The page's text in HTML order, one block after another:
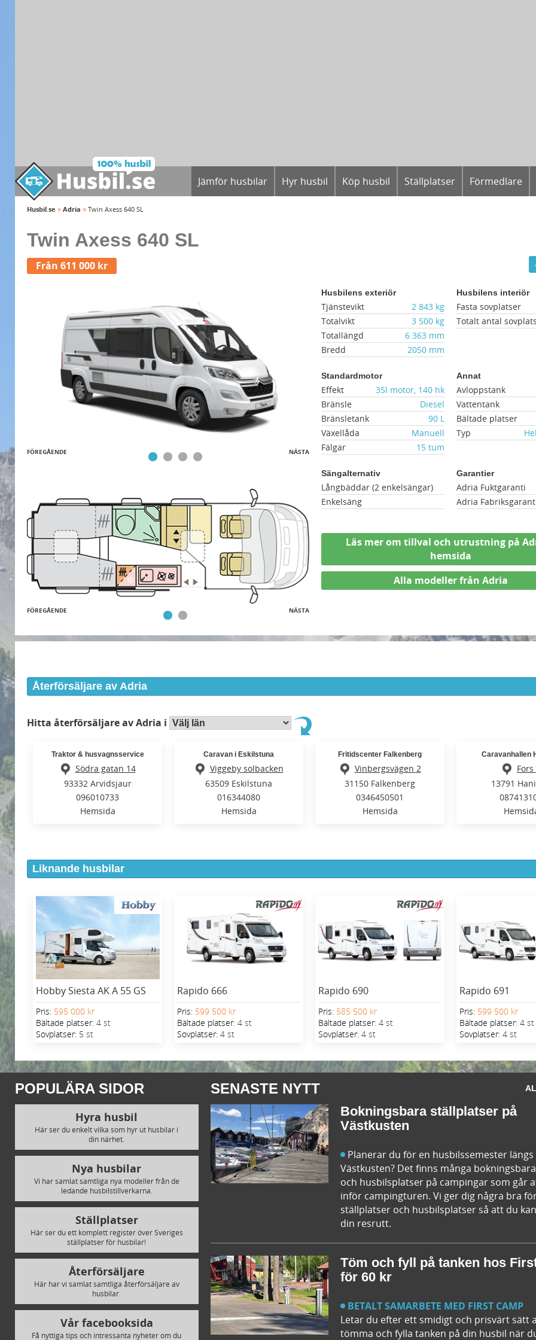
Jämför husbilar Hyr husbil Köp husbil Ställplatser Förmedlare
Husbil.se » Adria » Twin Axess 640 SL
Twin Axess 640 SL
Från 611 000 kr
FÖREGÅENDE NÄSTA
FÖREGÅENDE NÄSTA
Husbilens exteriör
Tjänstevikt
2 843 kg
Totalvikt
3 500 kg
Totallängd
6 363 mm
Bredd
2050 mm
Husbilens interiör
Fasta sovplatser
Totalt antal
Standardmotor
Effekt
35l motor, 140 hk
Bränsle
Diesel
Bränsletank
90 L
Växellåda
Manuell
Fälgar
15 tum
Annat
Avloppstank
Vattentank
Bältade platser
Typ
Sängalternativ
Långbäddar (2 enkelsängar)
Enkelsäng
Garantier
Adria Fuktgaranti
Adria
Läs mer om tillval och utrustning på
hemsida
Alla modeller från Adria
Återförsäljare av Adria
Hitta återförsäljare av Adria i
Traktor & husvagnsservice
Södra gatan 14
93332 Arvidsjaur
096010733
Hemsida
Caravan i Eskilstuna
Viggeby solbacken
63509 Eskilstuna
016344080
Hemsida
Fritidscenter Falkenberg
Vinbergsvägen 2
31150 Falkenberg
0346450501
Hemsida
Caravanhallen
Fors
13791
Liknande husbilar
Hobby Siesta AK A 55 GS
Pris: 595 000 kr
Bältade platser: 4 st
Sovplatser: 5 st
Rapido 666
Pris: 599 500 kr
Bältade platser: 4 st
Sovplatser: 4 st
Rapido 690
Pris: 585 500 kr
Bältade platser: 4 st
Sovplatser: 4 st
Rapido 691
Pris: 599 500 kr
Bältade platser: 4 st
Sovplatser: 4 st
POPULÄRA SIDOR
Hyra husbil
Här ser du enkelt vilka som hyr ut husbilar i
din närhet.
Nya husbilar
Vi har samlat samtliga nya modeller från de
ledande husbilstillverkarna.
Ställplatser
Här ser du ett komplett register över Sveriges
ställplatser för husbilar!
Återförsäljare
Här har vi samlat samtliga återförsäljare av
husbilar.
Vår facebooksida
Få nyttiga tips och intressanta nyheter om du
SENASTE NYTT
Bokningsbara ställplatser på
Västkusten
Planerar du för en husbilssemester längs
Västkusten? Det finns många
och husbilsplatser på campingar som går
inför campingturen. Vi ger dig några bra
ställplatser och husbilsplatser så att du
din resrutt.
Töm och fyll på tanken hos
för 60 kr
BETALT SAMARBETE MED FIRST CAMP
Letar du efter ett smidigt och prisvärt sätt
tömma och fylla tanken på din husbil när